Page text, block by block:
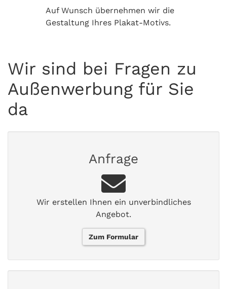
Auf Wunsch übernehmen wir die
Gestaltung Ihres Plakat-Motivs.
Wir sind bei Fragen zu
Außenwerbung für Sie
da
Anfrage
Wir erstellen Ihnen ein unverbindliches
Angebot.
Zum Formular